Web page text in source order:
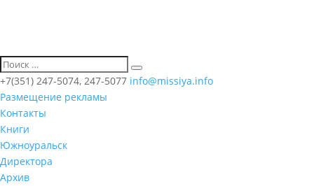
+7(351) 247-5074, 247-5077 info@missiya.info
Размещение рекламы
Контакты
Книги
Южноуральск
Директора
Архив